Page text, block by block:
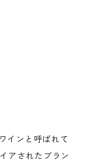
インと呼ばれて
アされたブラン